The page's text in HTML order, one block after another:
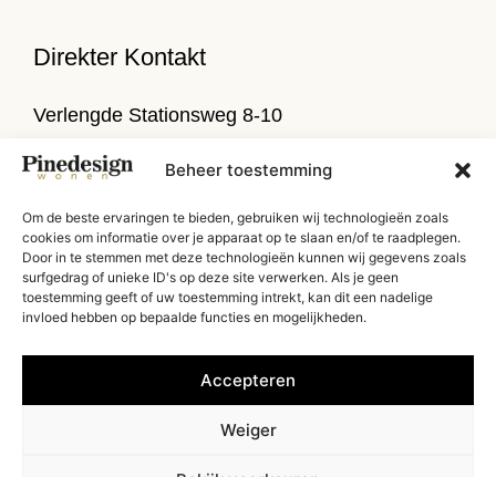
Beheer toestemming
Om de beste ervaringen te bieden, gebruiken wij technologieën zoals
cookies om informatie over je apparaat op te slaan en/of te raadplegen.
Door in te stemmen met deze technologieën kunnen wij gegevens zoals
surfgedrag of unieke ID's op deze site verwerken. Als je geen
toestemming geeft of uw toestemming intrekt, kan dit een nadelige
invloed hebben op bepaalde functies en mogelijkheden.
Accepteren
Weiger
Direkter Kontakt
Verlengde Stationsweg 8-10
Einfo@pinedesign.nl
Routenbeschreibung
Copyright Pinedesign 2026 | Website von: